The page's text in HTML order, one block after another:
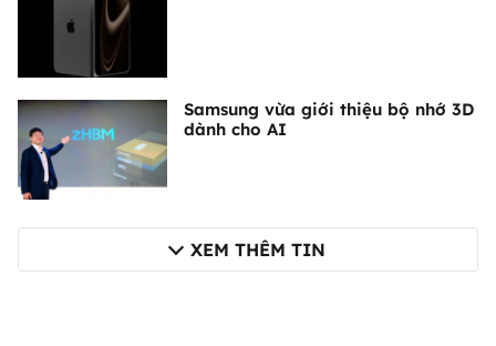
Samsung vừa giới thiệu bộ nhớ 3D
dành cho AI
XEM THÊM TIN